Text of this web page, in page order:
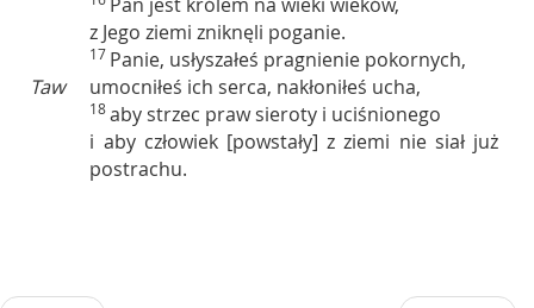
z Jego ziemi zniknęli poganie.
17 Panie, usłyszałeś pragnienie pokornych,
Taw
umocniłeś ich serca, nakłoniłeś ucha,
18 aby strzec praw sieroty i uciśnionego
i aby człowiek [powstały] z ziemi nie siał już
postrachu.